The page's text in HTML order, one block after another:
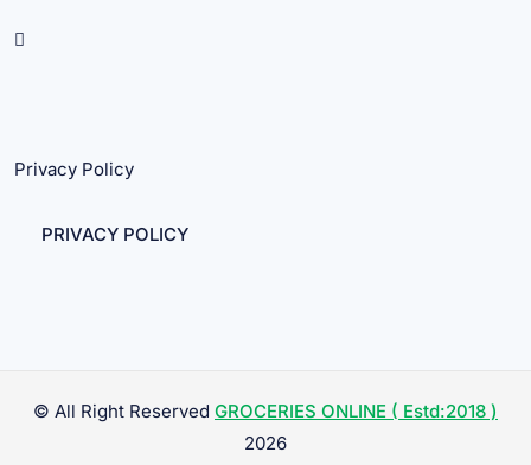
Privacy Policy
PRIVACY POLICY
© All Right Reserved GROCERIES ONLINE ( Estd:2018 )
2026